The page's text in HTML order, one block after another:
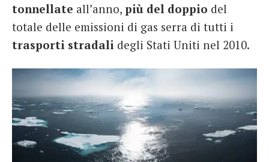
tonnellate all’anno, più del doppio del
totale delle emissioni di gas serra di tutti i
trasporti stradali degli Stati Uniti nel 2010.